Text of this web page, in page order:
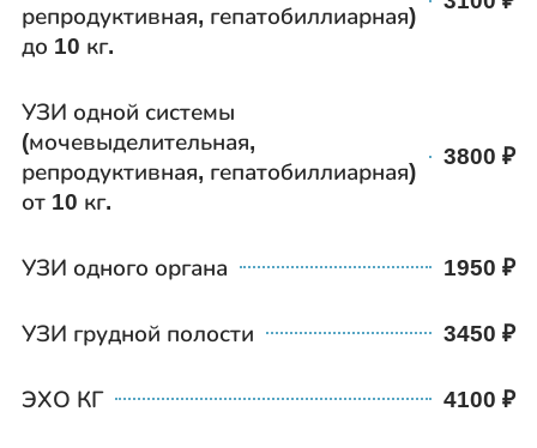
репродуктивная, гепатобиллиарная)
до 10 кг.
УЗИ одной системы
(мочевыделительная,
репродуктивная, гепатобиллиарная)
от 10 кг.
3800
УЗИ одного органа 1950
УЗИ грудной полости 3450
ЭХО КГ 4100